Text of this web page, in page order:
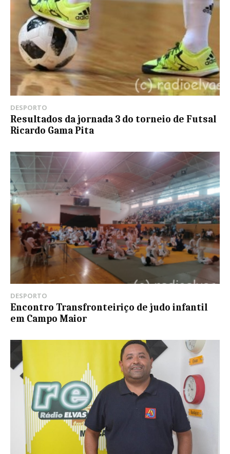
DESPORTO
Resultados da jornada 3 do torneio de Futsal
Ricardo Gama Pita
DESPORTO
Encontro Transfronteiriço de judo infantil
em Campo Maior